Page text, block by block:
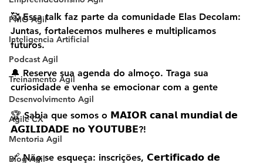
PMO Agil
Inteligencia Artificial
Podcast Agil
Treinamento Agil
Desenvolvimento Agil
Agile CX
Mentoria Agil
Blog Agil
🥰 Essa talk faz parte da comunidade Elas Decolam:
Juntas, fortalecemos mulheres e multiplicamos
futuros.
🔔 Reserve sua agenda do almoço. Traga sua
curiosidade e venha se emocionar com a gente
🏆 Sabia que somos o 𝗠𝗔𝗜𝗢𝗥 𝗰𝗮𝗻𝗮𝗹 𝗺𝘂𝗻𝗱𝗶𝗮𝗹 𝗱𝗲
𝗔𝗚𝗜𝗟𝗜𝗗𝗔𝗗𝗘 𝗻𝗼 𝗬𝗢𝗨𝗧𝗨𝗕𝗘?!
🔗 Não se esqueça: inscrições, 𝗖𝗲𝗿𝘁𝗶𝗳𝗶𝗰𝗮𝗱𝗼 𝗱𝗲